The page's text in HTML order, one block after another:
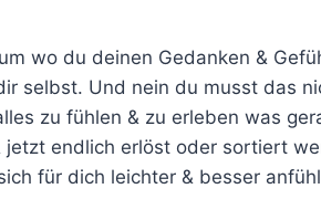
wo du deinen Gedanken &
selbst. Und nein du musst das
zu fühlen & zu erleben was
endlich erlöst oder sortiert
für dich leichter & besser